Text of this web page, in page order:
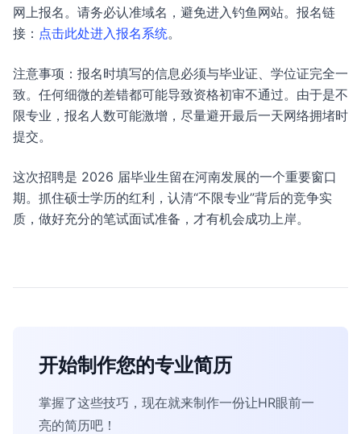
网上报名。请务必认准域名，避免进入钓鱼网站。报名链
接： 点击此处进入报名系统。
注意事项：报名时填写的信息必须与毕业证、学位证完全一
致。任何细微的差错都可能导致资格初审不通过。由于是不
限专业，报名人数可能激增，尽量避开最后一天网络拥堵时
提交。
这次招聘是 2026 届毕业生留在河南发展的一个重要窗口
期。抓住硕士学历的红利，认清“不限专业”背后的竞争实
质，做好充分的笔试面试准备，才有机会成功上岸。
开始制作您的专业简历
掌握了这些技巧，现在就来制作一份让HR眼前一
亮的简历吧！